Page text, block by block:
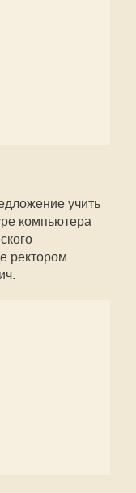
учить
компьютера
ректором